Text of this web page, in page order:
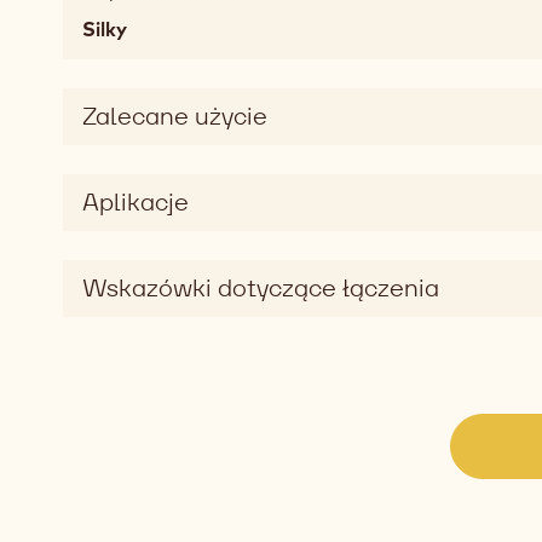
w
soft,
mouthcoating
sweet
Silky
Zalecane użycie
Aplikacje
Wskazówki dotyczące łączenia